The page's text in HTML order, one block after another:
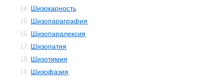
14. Шизокарность
15. Шизопараграфия
16. Шизопаралексия
17. Шизопатия
18. Шизотимия
19. Шизофазия